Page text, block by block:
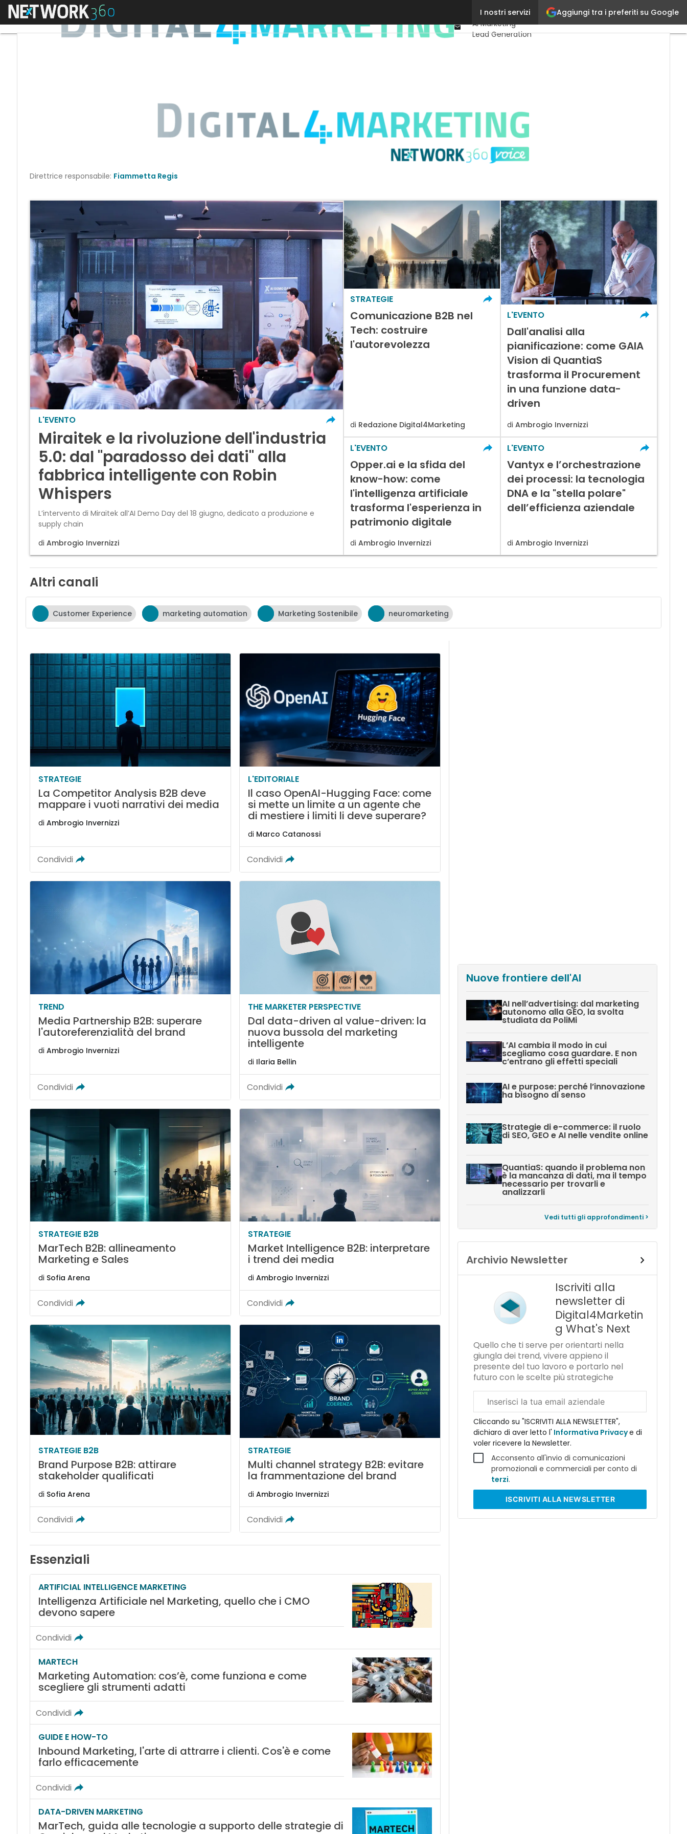
Aggiungi tra i preferiti su Google
I nostri servizi
Menu
Youtube-
play
Email
Ultimi articoli
AI Marketing
Lead Generation
Direttrice responsabile: Fiammetta Regis
L'EVENTO
Miraitek e la rivoluzione dell'industria
5.0: dal "paradosso dei dati" alla
fabbrica intelligente con Robin
Whispers
L’intervento di Miraitek all’AI Demo Day del 18 giugno, dedicato a produzione e
supply chain
di Ambrogio Invernizzi
STRATEGIE
Comunicazione B2B nel
Tech: costruire
l'autorevolezza
di Redazione Digital4Marketing
L'EVENTO
Dall'analisi alla
pianificazione: come GAIA
Vision di QuantiaS
trasforma il Procurement
in una funzione data-
driven
diAmbrogio Invernizzi
L'EVENTO
Opper.ai e la sfida del
know-how: come
l'intelligenza artificiale
trasforma l'esperienza in
patrimonio digitale
di Ambrogio Invernizzi
L'EVENTO
Vantyx e l’orchestrazione
dei processi: la tecnologia
DNA e la "stella polare"
dell’efficienza aziendale
diAmbrogio Invernizzi
Altri canali
Customer Experience marketing automation Marketing Sostenibile neuromarketing
STRATEGIE
La Competitor Analysis B2B deve
mappare i vuoti narrativi dei media
di Ambrogio Invernizzi
Condividi
L'EDITORIALE
Il caso OpenAI-Hugging Face: come
si mette un limite a un agente che
di mestiere i limiti li deve superare?
di Marco Catanossi
Condividi
TREND
Media Partnership B2B: superare
l'autoreferenzialità del brand
di Ambrogio Invernizzi
Condividi
THE MARKETER PERSPECTIVE
Dal data-driven al value-driven: la
nuova bussola del marketing
intelligente
di Ilaria Bellin
Condividi
STRATEGIE B2B
MarTech B2B: allineamento
Marketing e Sales
di Sofia Arena
Condividi
STRATEGIE
Market Intelligence B2B: interpretare
i trend dei media
di Ambrogio Invernizzi
Condividi
STRATEGIE B2B
Brand Purpose B2B: attirare
stakeholder qualificati
di Sofia Arena
Condividi
STRATEGIE
Multi channel strategy B2B: evitare
la frammentazione del brand
di Ambrogio Invernizzi
Condividi
Essenziali
ARTIFICIAL INTELLIGENCE MARKETING
Intelligenza Artificiale nel Marketing, quello che i CMO
devono sapere
Condividi
MARTECH
Marketing Automation: cos’è, come funziona e come
scegliere gli strumenti adatti
Condividi
GUIDE E HOW-TO
Inbound Marketing, l'arte di attrarre i clienti. Cos'è e come
farlo efficacemente
Condividi
DATA-DRIVEN MARKETING
MarTech, guida alle tecnologie a supporto delle strategie di
Nuove frontiere dell'AI
AI nell’advertising: dal marketing
autonomo alla GEO, la svolta
studiata da PoliMi
L’AI cambia il modo in cui
scegliamo cosa guardare. E non
c’entrano gli effetti speciali
AI e purpose: perché l’innovazione
ha bisogno di senso
Strategie di e-commerce: il ruolo
di SEO, GEO e AI nelle vendite online
QuantiaS: quando il problema non
è la mancanza di dati, ma il tempo
necessario per trovarli e
analizzarli
Vedi tutti gli approfondimenti >
Archivio Newsletter
Iscriviti alla
newsletter di
Digital4Marketin
g What's Next
Quello che ti serve per orientarti nella
giungla dei trend, vivere appieno il
presente del tuo lavoro e portarlo nel
futuro con le scelte più strategiche
aziendale
Cliccando su "ISCRIVITI ALLA NEWSLETTER",
dichiaro di aver letto l' Informativa Privacye di
voler ricevere la Newsletter.
Acconsento all'invio di comunicazioni
promozionali e commerciali per conto di
terzi.
ISCRIVITI ALLA NEWSLETTER